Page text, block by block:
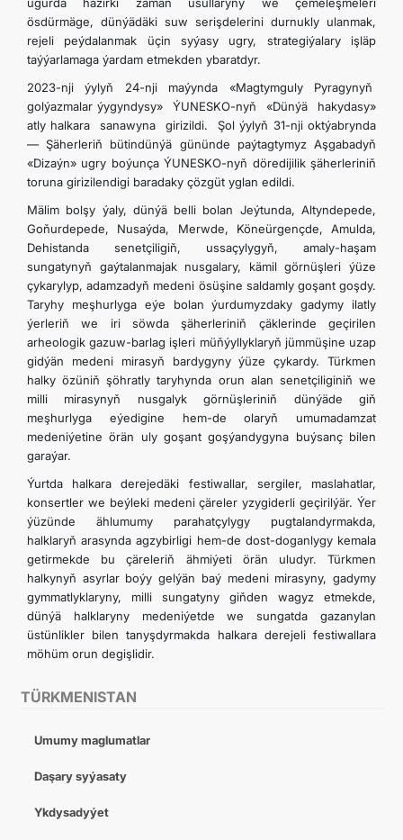
TÜRKMENISTAN
Umumy maglumatlar
Daşary syýasaty
Ykdysadyýet
ösdürmäge, dünýädäki suw serişdelerini durnukly ulanmak,
rejeli peýdalanmak üçin syýasy ugry, strategiýalary işläp
taýýarlamaga ýardam etmekden ybaratdyr.
2023-nji ýylyň 24-nji maýynda «Magtymguly Pyragynyň
golýazmalar ýygyndysy» ÝUNESKO-nyň «Dünýä hakydasy»
atly halkara sanawyna girizildi. Şol ýylyň 31-nji oktýabrynda
— Şäherleriň bütindünýä gününde paýtagtymyz Aşgabadyň
«Dizaýn» ugry boýunça ÝUNESKO-nyň döredijilik şäherleriniň
toruna girizilendigi baradaky çözgüt yglan edildi.
Mälim bolşy ýaly, dünýä belli bolan Jeýtunda, Altyndepede,
Goňurdepede, Nusaýda, Merwde, Köneürgençde, Amulda,
Dehistanda senetçiligiň, ussaçylygyň, amaly-haşam
sungatynyň gaýtalanmajak nusgalary, kämil görnüşleri ýüze
çykarylyp, adamzadyň medeni ösüşine saldamly goşant goşdy.
Taryhy meşhurlyga eýe bolan ýurdumyzdaky gadymy ilatly
ýerleriň we iri söwda şäherleriniň çäklerinde geçirilen
arheologik gazuw-barlag işleri müňýyllyklaryň jümmüşine uzap
gidýän medeni mirasyň bardygyny ýüze çykardy. Türkmen
halky özüniň şöhratly taryhynda orun alan senetçiliginiň we
milli mirasynyň nusgalyk görnüşleriniň dünýäde giň
meşhurlyga eýedigine hem-de olaryň umumadamzat
medeniýetine örän uly goşant goşýandygyna buýsanç bilen
garaýar.
Ýurtda halkara derejedäki festiwallar, sergiler, maslahatlar,
konsertler we beýleki medeni çäreler yzygiderli geçirilýär. Ýer
ýüzünde ählumumy parahatçylygy pugtalandyrmakda,
halklaryň arasynda agzybirligi hem-de dost-doganlygy kemala
getirmekde bu çäreleriň ähmiýeti örän uludyr. Türkmen
halkynyň asyrlar boýy gelýän baý medeni mirasyny, gadymy
gymmatlyklaryny, milli sungatyny giňden wagyz etmekde,
dünýä halklaryny medeniýetde we sungatda gazanylan
üstünlikler bilen tanyşdyrmakda halkara derejeli festiwallara
möhüm orun degişlidir.